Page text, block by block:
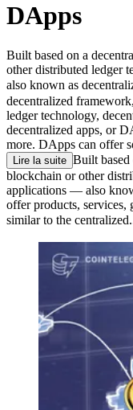
DApps
Built based on a
other distributed ledger
also known as
decentralized
ledger technology,
decentralized apps, or
more. DApps can offer
Lire la suite Built based
blockchain or other
applications — also
offer products, services,
similar to the